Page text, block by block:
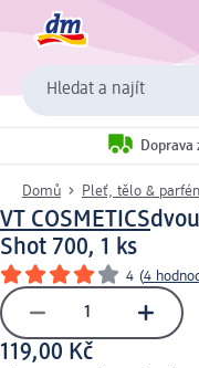
Hledat a najít
Doprava
Domů Pleť, tělo &
VT COSMETICS
Shot 700, 1 ks
4 (4
119,00 Kč